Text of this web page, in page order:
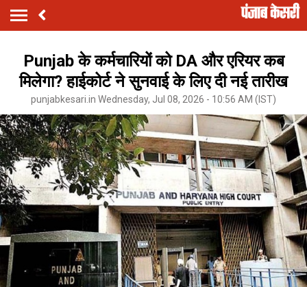
Punjab के कर्मचारियों को DA और एरियर कब
मिलेगा? हाईकोर्ट ने सुनवाई के लिए दी नई तारीख
punjabkesari.in Wednesday, Jul 08, 2026 - 10:56 AM (IST)